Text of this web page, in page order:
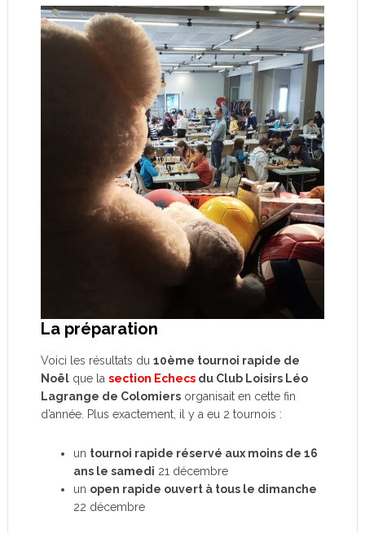
La préparation
Voici les résultats du 10ème tournoi rapide de
Noëlque la section Echecsdu Club Loisirs Léo
Lagrange de Colomiersorganisait en cette fin
d’année. Plus exactement, il y a eu 2 tournois :
un tournoi rapide réservé aux moins de 16
ans le samedi 21 décembre
un open rapide ouvert à tous le dimanche
22 décembre